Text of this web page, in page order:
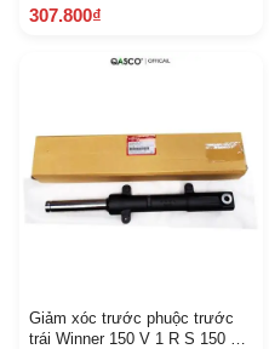
307.800₫
Giảm xóc trước phuộc trước
trái Winner 150 V 1 R S 150 V